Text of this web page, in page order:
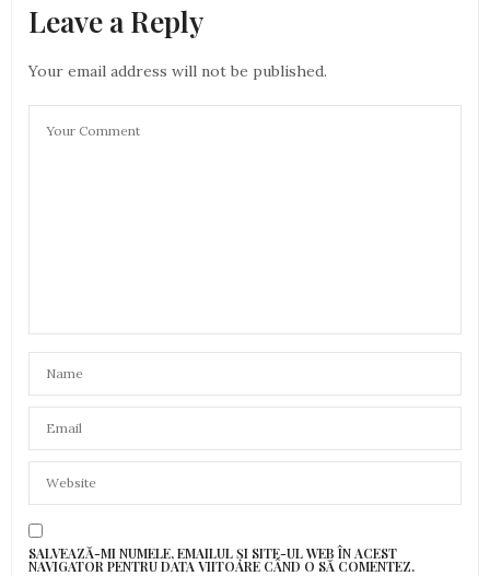
Leave a Reply
Your email address will not be published.
SALVEAZĂ-MI NUMELE, EMAILUL ȘI SITE-UL WEB ÎN ACEST
NAVIGATOR PENTRU DATA VIITOARE CÂND O SĂ COMENTEZ.